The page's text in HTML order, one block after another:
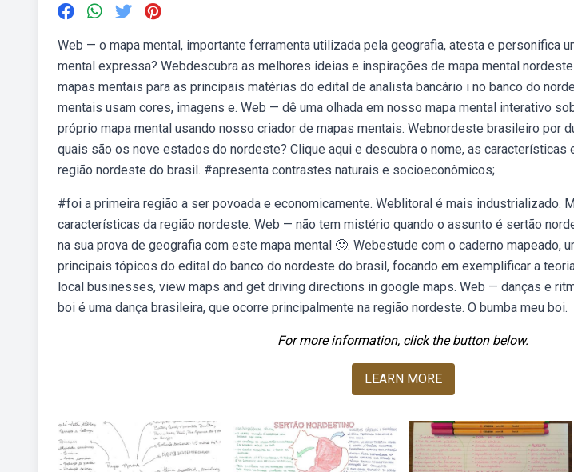
Web — o mapa mental, importante ferramenta utilizada pela geografia, atesta e personifica
mental expressa? Webdescubra as melhores ideias e inspirações de mapa mental
mapas mentais para as principais matérias do edital de analista bancário i no banco do
mentais usam cores, imagens e. Web — dê uma olhada em nosso mapa mental interativo
próprio mapa mental usando nosso criador de mapas mentais. Webnordeste brasileiro por
quais são os nove estados do nordeste? Clique aqui e descubra o nome, as
região nordeste do brasil. #apresenta contrastes naturais e socioeconômicos;
#foi a primeira região a ser povoada e economicamente. Weblitoral é mais industrializado.
características da região nordeste. Web — não tem mistério quando o assunto é sertão
na sua prova de geografia com este mapa mental 🙂. Webestude com o caderno mapeado,
principais tópicos do edital do banco do nordeste do brasil, focando em exemplificar a
local businesses, view maps and get driving directions in google maps. Web — danças e
boi é uma dança brasileira, que ocorre principalmente na região nordeste. O bumba meu boi.
For more information, click the button below.
LEARN MORE